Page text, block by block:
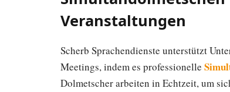
Veranstaltungen
Scherb Sprachendienste unterstützt
Meetings, indem es professionelle
Dolmetscher arbeiten in Echtzeit, um